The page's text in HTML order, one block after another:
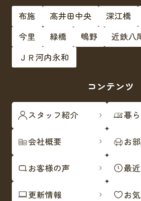
布施 高井田中央 深江橋
今里
緑橋 鴫野
近鉄八
ＪＲ河内永和
コンテンツ
スタッフ紹介 暮
会社概要 お
お客様の声 最
更新情報 お